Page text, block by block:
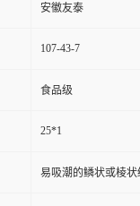
安徽友泰
107-43-7
食品级
25*1
易吸潮的鳞状或棱状